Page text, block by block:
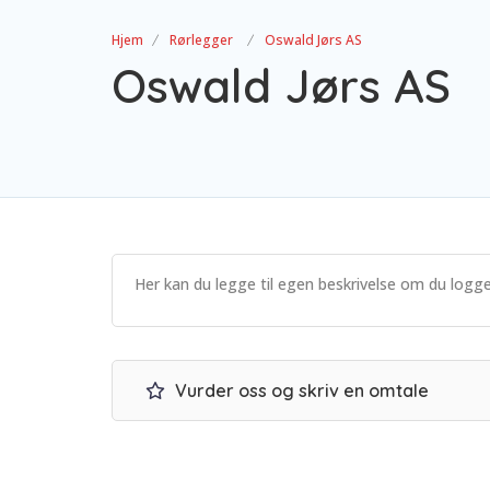
Hjem Rørlegger Oswald Jørs AS
Oswald Jørs AS
Her kan du legge til egen beskrivelse om du
Vurder oss og skriv en omtale